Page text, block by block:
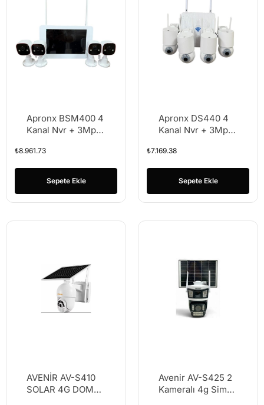
Apronx BSM400 4
Kanal Nvr + 3Mp 4
Mik. + 10″ Lcd Wifi
Set
₺8.961.73
Sepete Ekle
Apronx DS440 4
Kanal Nvr + 3Mp 4
Mik. PTZ Wifi Set
₺7.169.38
Sepete Ekle
AVENİR AV-S410
SOLAR 4G DOME
Avenir AV-S425 2
Kameralı 4g Sim